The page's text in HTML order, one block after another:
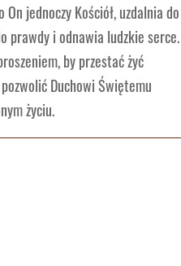
On jednoczy Kościół, uzdalnia do
prawdy i odnawia ludzkie serce.
by przestać żyć
Duchowi Świętemu
życiu.